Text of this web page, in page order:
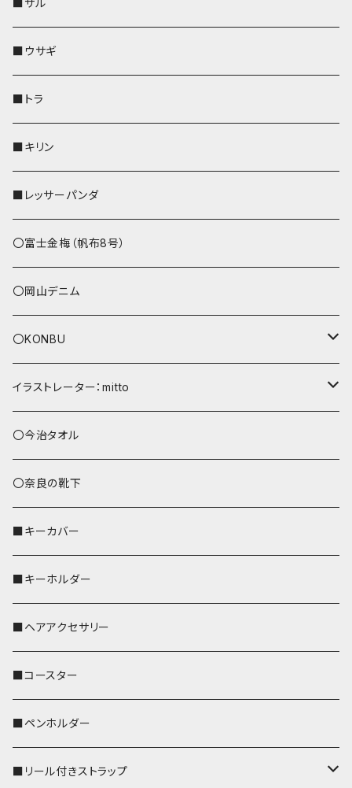
その他
その他
靴下・ミニタオル
財布
その他
その他
財布
その他
リール付きストラップ
リールのみ
ストラップ付
財布
ストラップ付
キーケース
ペンホルダー
AppleWatchバンド
L字ファスナー財布
その他
Apple Watchバンド
■サル
■ウサギ
■トラ
■キリン
■レッサーパンダ
〇富士金梅（帆布8号）
〇岡山デニム
〇KONBU
ショルダーバッグ
あずまバッグ
トートバッグ（L）
バッグインバッグ
イラストレーター：mitto
シマエナガ
ハシビロコウ
オカメインコ
歌うオカメちゃん
おかめ３兄弟
セキセイインコ
文鳥
鹿
ペンギン
〇今治タオル
〇奈良の靴下
■キーカバー
■キーホルダー
■ヘアアクセサリー
■コースター
■ペンホルダー
■リール付きストラップ